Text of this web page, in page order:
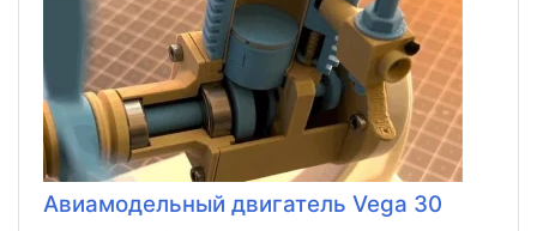
Авиамодельный двигатель Vega 30